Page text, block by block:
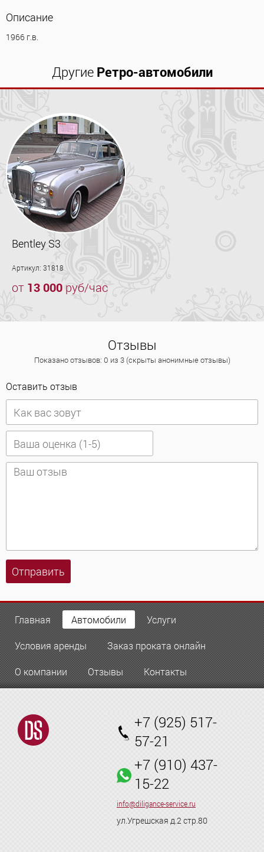
Описание
1966 г.в.
Другие Ретро-автомобили
Bentley S3
Артикул: 31818
от 13 000 руб/час
Отзывы
Показано отзывов: 0 из 3 (скрыты анонимные отзывы)
Оставить отзыв
Отправить
Главная Автомобили Услуги
Условия аренды Заказ проката онлайн
О компании Отзывы Контакты
+7 (925) 517-
57-21
+7 (910) 437-
15-22
info@diligance-service.ru
ул.Угрешская д.2 стр.80